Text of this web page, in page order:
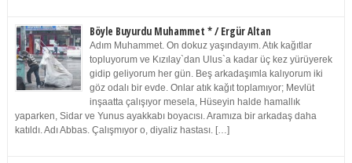
Böyle Buyurdu Muhammet * / Ergür Altan
Adım Muhammet. On dokuz yaşındayım. Atık kağıtlar
topluyorum ve Kızılay`dan Ulus`a kadar üç kez yürüyerek
gidip geliyorum her gün. Beş arkadaşımla kalıyorum iki
göz odalı bir evde. Onlar atık kağıt toplamıyor; Mevlüt
inşaatta çalışıyor mesela, Hüseyin halde hamallık
yaparken, Sidar ve Yunus ayakkabı boyacısı. Aramıza bir arkadaş daha
katıldı. Adı Abbas. Çalışmıyor o, diyaliz hastası. […]